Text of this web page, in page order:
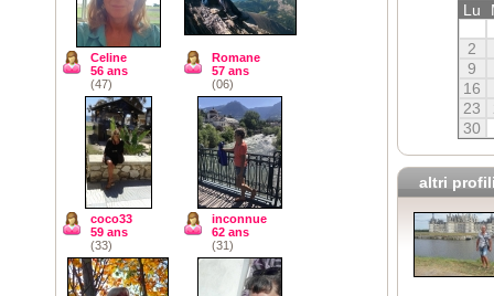
Lu
2
9
16
23
30
altri
Celine
56 ans
(47)
Romane
57 ans
(06)
coco33
59 ans
(33)
inconnue
62 ans
(31)